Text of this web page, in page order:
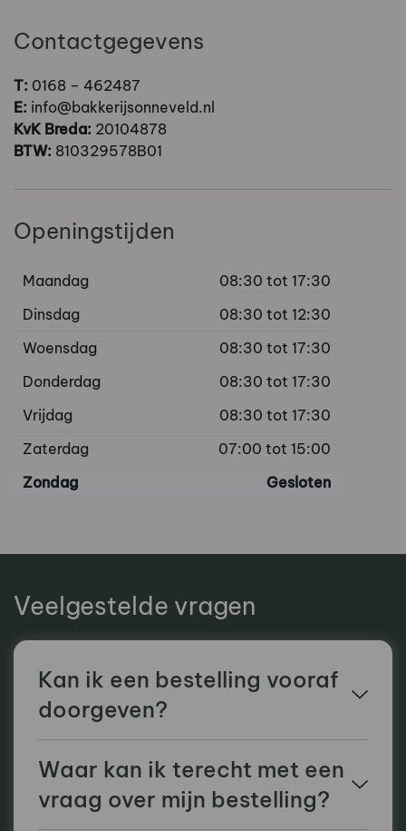
Contactgegevens
T: 0168 – 462487
E: info@bakkerijsonneveld.nl
KvK Breda: 20104878
BTW: 810329578B01
Openingstijden
Maandag
08:30 tot 17:30
Dinsdag
08:30 tot 12:30
Woensdag
08:30 tot 17:30
Donderdag
08:30 tot 17:30
Vrijdag
08:30 tot 17:30
Zaterdag
07:00 tot 15:00
Zondag
Gesloten
Veelgestelde vragen
Kan ik een bestelling vooraf
doorgeven?
Waar kan ik terecht met een
vraag over mijn bestelling?